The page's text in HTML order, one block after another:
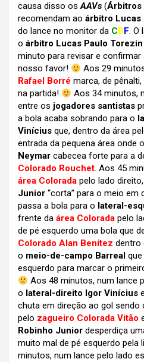
causa disso osAAVs (Árbitros
recomendam ao árbitro Lucas
do lance no monitor da CBF. O
o árbitro Lucas Paulo Torezin
minuto para revisar e confirmar
nosso favor!
Aos 29
Rafael Borré marca, de pênalti,
na partida!
Aos 34 minutos,
entre os jogadores santistas
a bola acaba sobrando para o
Vinícius que, dentro da área
entrada da pequena área onde o
Neymar cabecea forte para a
Colorado Rouchet. Aos 45
área Colorada pelo lado
Junior “corta” para o meio em
passa a bola para o lateral-
frente da área Colorada pelo
de pé esquerdo uma bola que
Colorado Alan Benítez dentro
o meio-de-campo Barreal
esquerdo para marcar o
Aos 48 minutos, num lance
o lateral-direito Igor Vinícius
chuta em direção ao gol sendo
pelo zagueiro Colorada Vitão
Robinho Junior desperdiça
muito mal de pé esquerdo pela
minutos, num lance pelo lado